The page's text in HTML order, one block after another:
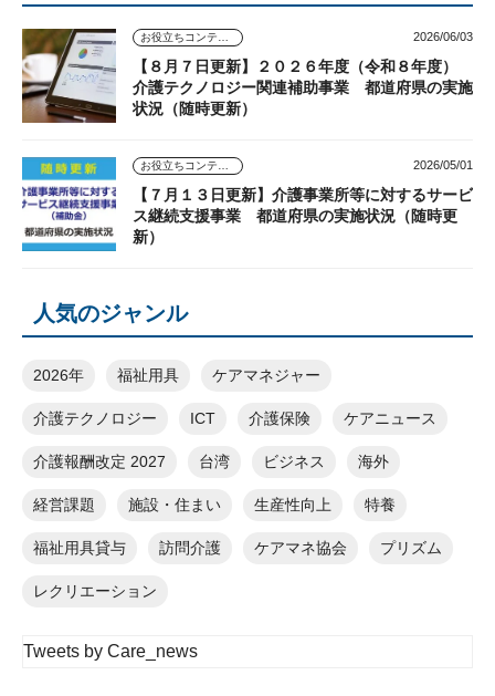
2026/06/03
【８月７日更新】２０２６年度（令和８年度）
介護テクノロジー関連補助事業 都道府県の実施
状況（随時更新）
2026/05/01
【７月１３日更新】介護事業所等に対するサービ
ス継続支援事業 都道府県の実施状況（随時更
新）
人気のジャンル
2026年 福祉用具 ケアマネジャー
介護テクノロジー ICT 介護保険 ケアニュース
介護報酬改定 2027 台湾 ビジネス 海外
経営課題 施設・住まい 生産性向上 特養
福祉用具貸与 訪問介護 ケアマネ協会 プリズム
レクリエーション
Tweets by Care_news